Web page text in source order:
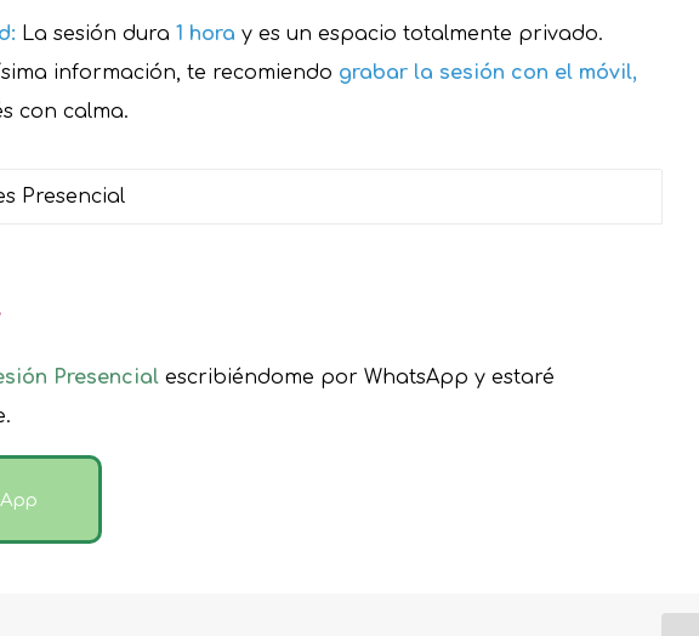
La sesión dura1 hora y es un espacio totalmente privado.
información, te recomiendo grabar la sesión con el móvil,
con calma.
Presencial
Presencialescribiéndome por WhatsApp y estaré